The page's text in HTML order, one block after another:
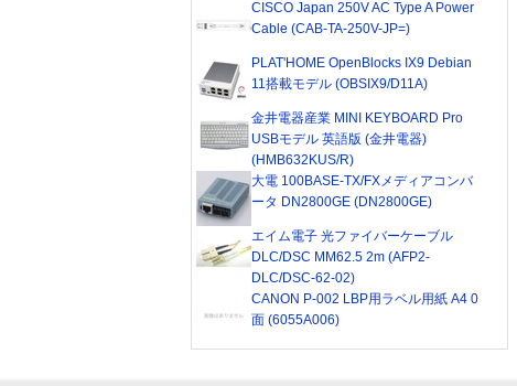
CISCO Japan 250V AC Type A Power
Cable (CAB-TA-250V-JP=)
PLAT'HOME OpenBlocks IX9 Debian
11搭載モデル (OBSIX9/D11A)
金井電器産業 MINI KEYBOARD Pro
USBモデル 英語版 (金井電器)
(HMB632KUS/R)
大電 100BASE-TX/FXメディアコンバ
ータ DN2800GE (DN2800GE)
エイム電子 光ファイバーケーブル
DLC/DSC MM62.5 2m (AFP2-
DLC/DSC-62-02)
CANON P-002 LBP用ラベル用紙 A4 0
面 (6055A006)